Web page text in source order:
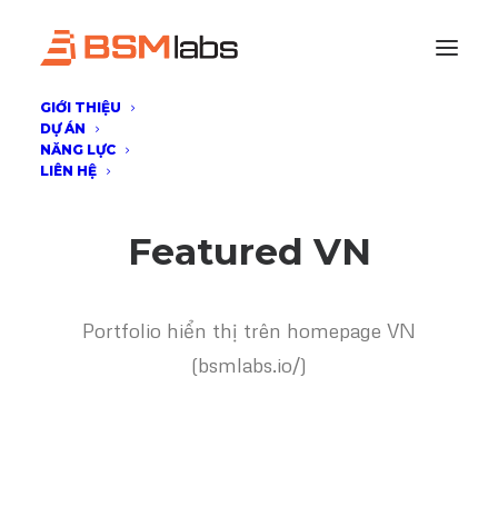
GIỚI THIỆU
DỰ ÁN
NĂNG LỰC
LIÊN HỆ
Featured VN
Portfolio hiển thị trên homepage VN
(bsmlabs.io/)